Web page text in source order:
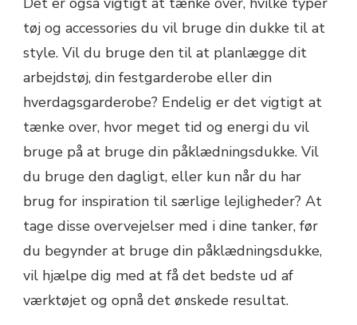
tøj og accessories du vil bruge din dukke til at
style. Vil du bruge den til at planlægge dit
arbejdstøj, din festgarderobe eller din
hverdagsgarderobe? Endelig er det vigtigt at
tænke over, hvor meget tid og energi du vil
bruge på at bruge din påklædningsdukke. Vil
du bruge den dagligt, eller kun når du har
brug for inspiration til særlige lejligheder? At
tage disse overvejelser med i dine tanker, før
du begynder at bruge din påklædningsdukke,
vil hjælpe dig med at få det bedste ud af
værktøjet og opnå det ønskede resultat.